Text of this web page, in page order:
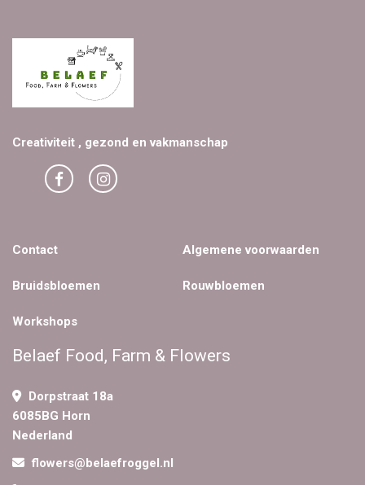
Creativiteit , gezond en vakmanschap
Contact Algemene voorwaarden
Bruidsbloemen Rouwbloemen
Workshops
Belaef Food, Farm & Flowers
Dorpstraat 18a
6085BG Horn
Nederland
flowers@belaefroggel.nl